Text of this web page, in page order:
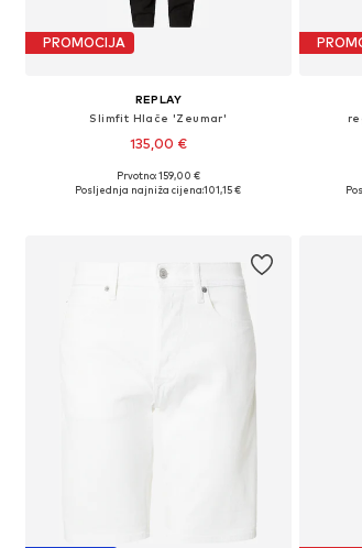
PROMOCIJA
REPLAY
Slimfit Hlače 'Zeumar'
135,00 €
+2
Dostupno u više veličina
Prvotno: 159,00 €
Posljednja najniža cijena:101,15 €